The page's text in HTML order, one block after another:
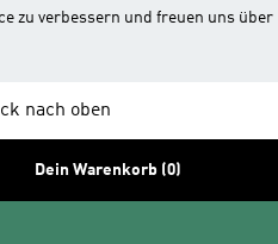
zu verbessern und freuen uns über
nach oben
Dein Warenkorb (0)